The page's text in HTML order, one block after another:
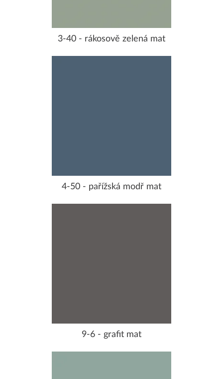
3-40 - rákosově zelená mat
4-50 - pařížská modř mat
9-6 - grafit mat